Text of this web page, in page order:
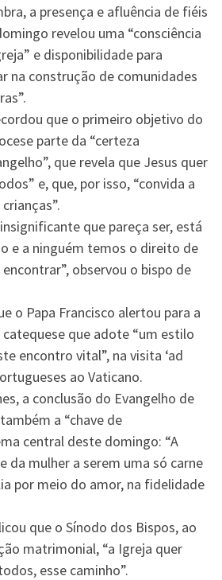
a presença e afluência de fiéis
revelou uma “consciência
e disponibilidade para
na construção de comunidades
que o primeiro objetivo do
parte da “certeza
que revela que Jesus quer
e, que, por isso, “convida a
que pareça ser, está
e a ninguém temos o direito de
observou o bispo de
o Papa Francisco alertou para a
que adote “um estilo
encontro vital”, na visita ‘ad
ao Vaticano.
a conclusão do Evangelho de
a “chave de
central deste domingo: “A
da mulher a serem uma só carne
por meio do amor, na fidelidade
que o Sínodo dos Bispos, ao
matrimonial, “a Igreja quer
esse caminho”.